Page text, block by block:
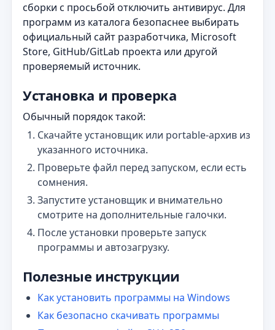
сборки с просьбой отключить антивирус. Для
программ из каталога безопаснее выбирать
официальный сайт разработчика, Microsoft
Store, GitHub/GitLab проекта или другой
проверяемый источник.
Установка и проверка
Обычный порядок такой:
Скачайте установщик или portable-архив из
указанного источника.
Проверьте файл перед запуском, если есть
сомнения.
Запустите установщик и внимательно
смотрите на дополнительные галочки.
После установки проверьте запуск
программы и автозагрузку.
Полезные инструкции
Как установить программы на Windows
Как безопасно скачивать программы